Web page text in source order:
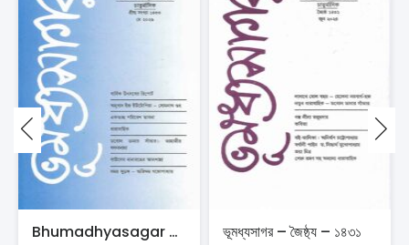
Bhumadhyasagar May-26 ভূমধ্যসাগর – জৈষ্ঠ্য – ১৪৩১